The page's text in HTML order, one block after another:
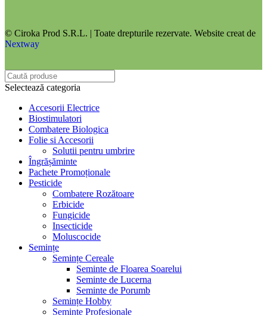
© Ciroka Prod S.R.L. | Toate drepturile rezervate. Website creat de
Nextway
Selectează categoria
Accesorii Electrice
Biostimulatori
Combatere Biologica
Folie si Accesorii
Solutii pentru umbrire
Îngrășăminte
Pachete Promoționale
Pesticide
Combatere Rozătoare
Erbicide
Fungicide
Insecticide
Moluscocide
Semințe
Semințe Cereale
Seminte de Floarea Soarelui
Seminte de Lucerna
Seminte de Porumb
Semințe Hobby
Semințe Profesionale